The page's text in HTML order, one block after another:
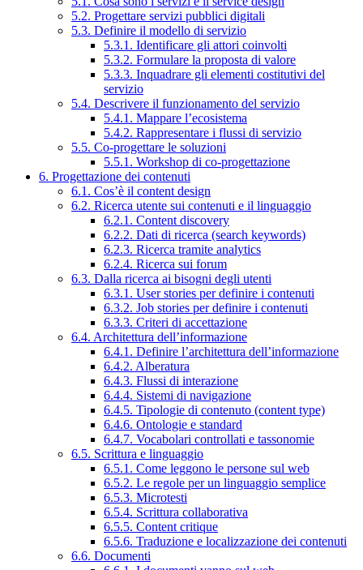
5.2. Progettare servizi pubblici digitali
5.3. Definire il modello di servizio
5.3.1. Identificare gli attori coinvolti
5.3.2. Formulare la proposta di valore
5.3.3. Inquadrare gli elementi costitutivi del
servizio
5.4. Descrivere il funzionamento del servizio
5.4.1. Mappare l’ecosistema
5.4.2. Rappresentare i flussi di servizio
5.5. Co-progettare le soluzioni
5.5.1. Workshop di co-progettazione
6. Progettazione dei contenuti
6.1. Cos’è il content design
6.2. Ricerca utente sui contenuti e il linguaggio
6.2.1. Content discovery
6.2.2. Dati di ricerca (search keywords)
6.2.3. Ricerca tramite analytics
6.2.4. Ricerca sui forum
6.3. Dalla ricerca ai bisogni degli utenti
6.3.1. User stories per definire i contenuti
6.3.2. Job stories per definire i contenuti
6.3.3. Criteri di accettazione
6.4. Architettura dell’informazione
6.4.1. Definire l’architettura dell’informazione
6.4.2. Alberatura
6.4.3. Flussi di interazione
6.4.4. Sistemi di navigazione
6.4.5. Tipologie di contenuto (content type)
6.4.6. Ontologie e standard
6.4.7. Vocabolari controllati e tassonomie
6.5. Scrittura e linguaggio
6.5.1. Come leggono le persone sul web
6.5.2. Le regole per un linguaggio semplice
6.5.3. Microtesti
6.5.4. Scrittura collaborativa
6.5.5. Content critique
6.5.6. Traduzione e localizzazione dei contenuti
6.6. Documenti